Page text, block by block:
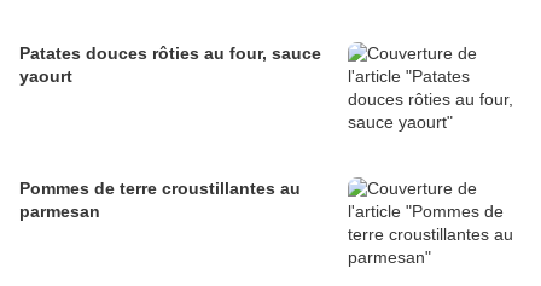
Patates douces rôties au four, sauce
yaourt
Pommes de terre croustillantes au
parmesan